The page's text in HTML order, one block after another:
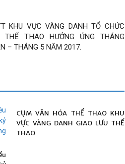
KHU VỰC VÀNG DANH TỔ CHỨC
THỂ THAO HƯỞNG ỨNG THÁNG
– THÁNG 5 NĂM 2017.
CỤM VĂN HÓA THỂ THAO KHU
VỰC VÀNG DANH GIAO LƯU THỂ
THAO